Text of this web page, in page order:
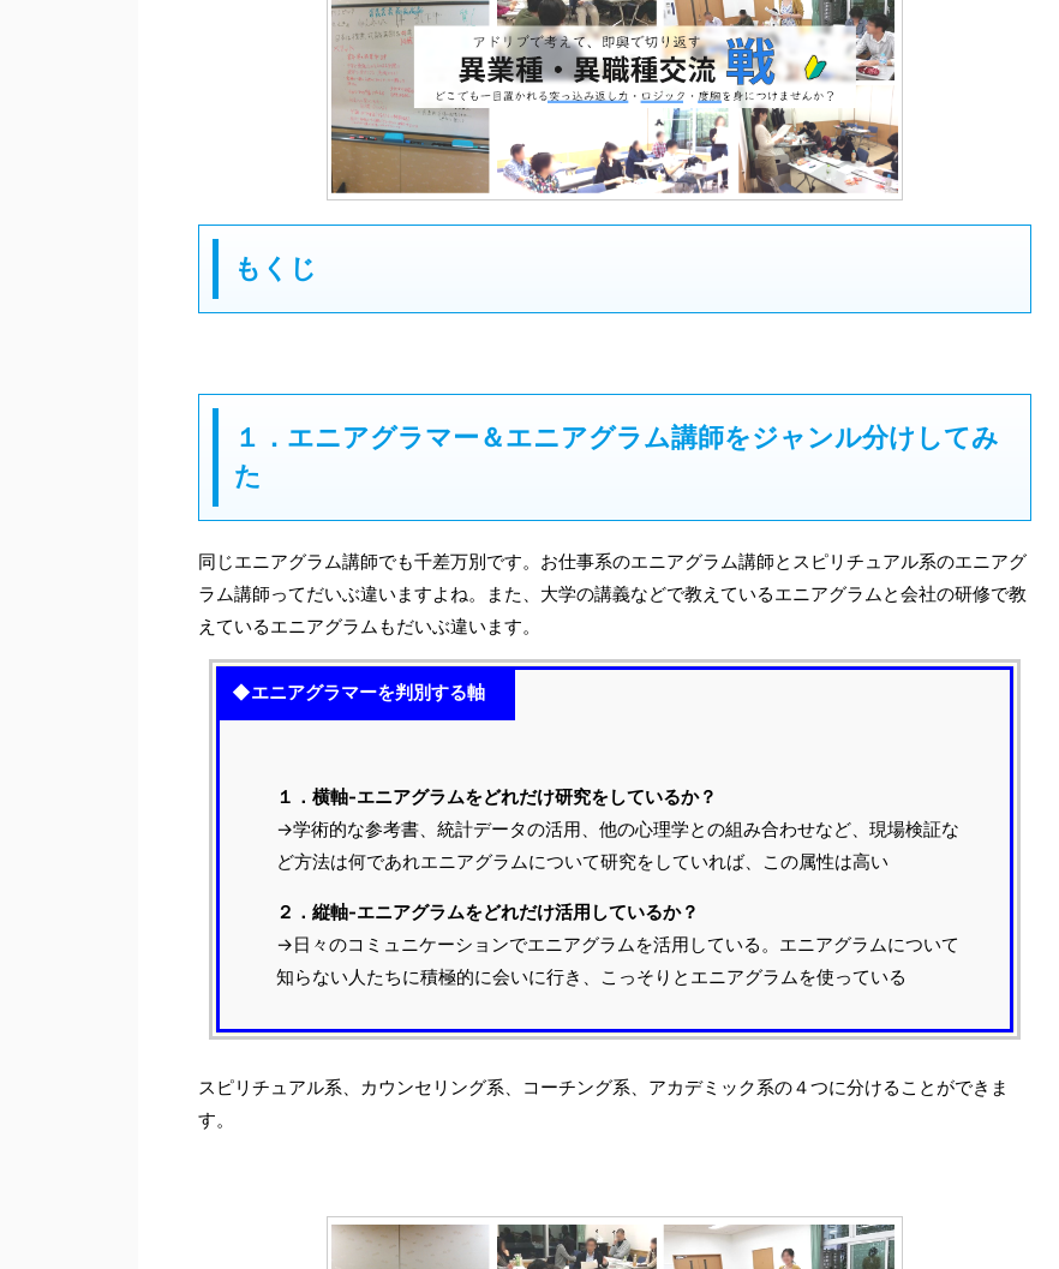
もくじ
１．エニアグラマー＆エニアグラム講師をジャンル分けしてみ
た
同じエニアグラム講師でも千差万別です。お仕事系のエニアグラム講師とスピリチュアル系のエニアグ
ラム講師ってだいぶ違いますよね。また、大学の講義などで教えているエニアグラムと会社の研修で教
えているエニアグラムもだいぶ違います。
◆エニアグラマーを判別する軸
１．横軸-エニアグラムをどれだけ研究をしているか？
→学術的な参考書、統計データの活用、他の心理学との組み合わせなど、現場検証な
ど方法は何であれエニアグラムについて研究をしていれば、この属性は高い
２．縦軸-エニアグラムをどれだけ活用しているか？
→日々のコミュニケーションでエニアグラムを活用している。エニアグラムについて
知らない人たちに積極的に会いに行き、こっそりとエニアグラムを使っている
スピリチュアル系、カウンセリング系、コーチング系、アカデミック系の４つに分けることができま
す。